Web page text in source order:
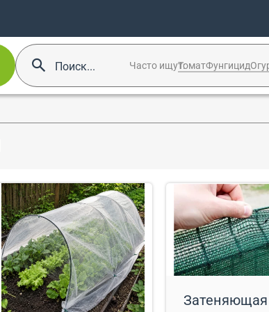
Часто ищут:ТоматФунгицид
Затеняющая